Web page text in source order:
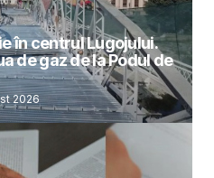
în centrul Lugojului.
de gaz de la Podul de
2026